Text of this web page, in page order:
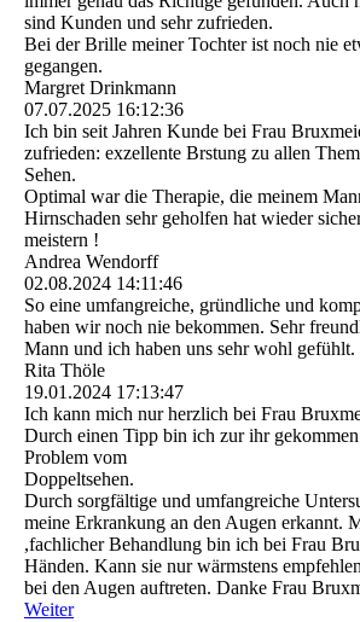
sind Kunden und sehr zufrieden.
Bei der Brille meiner Tochter ist noch nie
gegangen.
Margret Drinkmann
07.07.2025 16:12:36
Ich bin seit Jahren Kunde bei Frau
zufrieden: exzellente Brstung zu allen
Sehen.
Optimal war die Therapie, die meinem
Hirnschaden sehr geholfen hat wieder
meistern !
Andrea Wendorff
02.08.2024 14:11:46
So eine umfangreiche, gründliche und
haben wir noch nie bekommen. Sehr
Mann und ich haben uns sehr wohl gefühlt.
Rita Thöle
19.01.2024 17:13:47
Ich kann mich nur herzlich bei Frau
Durch einen Tipp bin ich zur ihr
Problem vom
Doppeltsehen.
Durch sorgfältige und umfangreiche
meine Erkrankung an den Augen erkannt.
,fachlicher Behandlung bin ich bei Frau
Händen. Kann sie nur wärmstens
bei den Augen auftreten. Danke Frau
Weiter